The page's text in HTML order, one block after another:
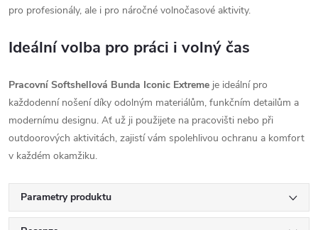
pro profesionály, ale i pro náročné volnočasové aktivity.
Ideální volba pro práci i volný čas
Pracovní Softshellová Bunda Iconic Extreme je ideální pro
každodenní nošení díky odolným materiálům, funkčním detailům a
modernímu designu. Ať už ji použijete na pracovišti nebo při
outdoorových aktivitách, zajistí vám spolehlivou ochranu a komfort
v každém okamžiku.
Parametry produktu